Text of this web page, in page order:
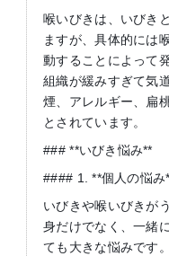
喉いびきは、いびき
ますが、具体的には
動することによって
組織が緩みすぎて気
煙、アレルギー、扁
とされています。
### **いびき悩み**
#### 1. **個人の悩み
いびきや喉いびきが
身だけでなく、一緒
ても大きな悩みです